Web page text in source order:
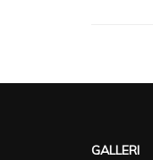
GALLERI